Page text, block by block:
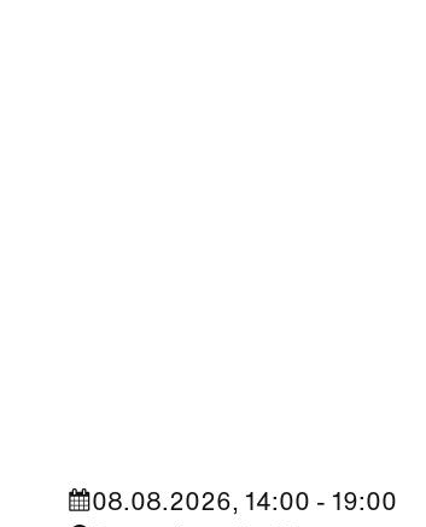
08.08.2026, 14:00 - 19:00